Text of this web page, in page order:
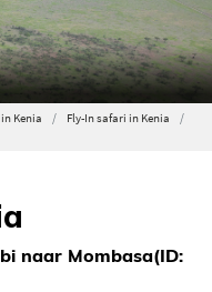
Kenia
Fly-In safari in Kenia
naar Mombasa(ID: